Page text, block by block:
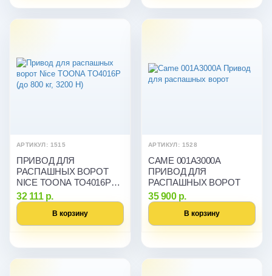
АРТИКУЛ: 1515
ПРИВОД ДЛЯ
РАСПАШНЫХ ВОРОТ
NICE TOONA TO4016P
(ДО 800 КГ, 3200 Н)
32 111 р.
В корзину
АРТИКУЛ: 1528
CAME 001A3000A
ПРИВОД ДЛЯ
РАСПАШНЫХ ВОРОТ
35 900 р.
В корзину